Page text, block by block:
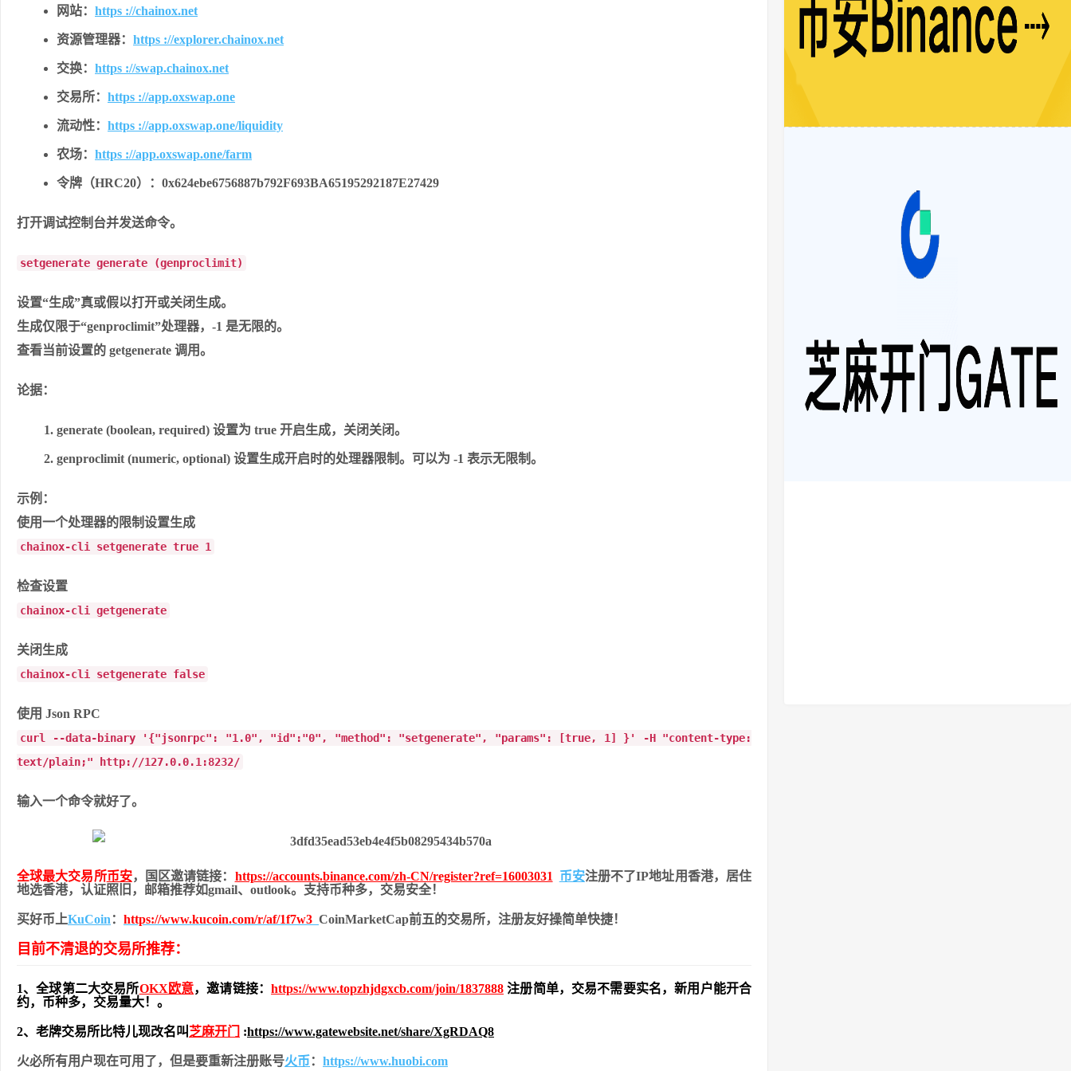
网站： https ://chainox.net
资源管理器： https ://explorer.chainox.net
交换： https ://swap.chainox.net
交易所： https ://app.oxswap.one
流动性： https ://app.oxswap.one/liquidity
农场： https ://app.oxswap.one/farm
令牌（HRC20）：0x624ebe6756887b792F693BA65195292187E27429
打开调试控制台并发送命令。
setgenerate generate (genproclimit)
设置“生成”真或假以打开或关闭生成。
生成仅限于“genproclimit”处理器，-1 是无限的。
查看当前设置的 getgenerate 调用。
论据：
generate (boolean, required) 设置为 true 开启生成，关闭关闭。
genproclimit (numeric, optional) 设置生成开启时的处理器限制。可以为 -1 表示无限制。
示例：
使用一个处理器的限制设置生成
chainox-cli setgenerate true 1
检查设置
chainox-cli getgenerate
关闭生成
chainox-cli setgenerate false
使用 Json RPC
curl --data-binary '{"jsonrpc": "1.0", "id":"0", "method": "setgenerate", "params": [true, 1] }' -H "content-type:
text/plain;" http://127.0.0.1:8232/
输入一个命令就好了。
全球最大交易所币安，国区邀请链接： https://accounts.binance.com/zh-CN/register?ref=16003031 币安注册不了IP地址用香港，居住
地选香港，认证照旧， 邮箱推荐如gmail、outlook。支持币种多，交易安全！
买好币上KuCoin ： https://www.kucoin.com/r/af/1f7w3 CoinMarketCap前五的交易所，注册友好操简单快捷！
目前不清退的交易所推荐：
1、全球第二大交易所OKX欧意，邀请链接：https://www.topzhjdgxcb.com/join/1837888 注册简单，交易不需要实名，新用户能开合
约，币种多，交易量大！。
2、老牌交易所比特儿现改名叫 芝麻开门 :https://www.gatewebsite.net/share/XgRDAQ8
火必所有用户现在可用了，但是要重新注册账号火币 ： https://www.huobi.com